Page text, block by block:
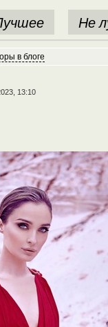
Не
в блоге
13:10